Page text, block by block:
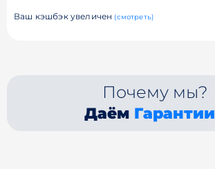
Ваш кэшбэк увеличен (смотреть)
Почему мы?
Даём Гарантии